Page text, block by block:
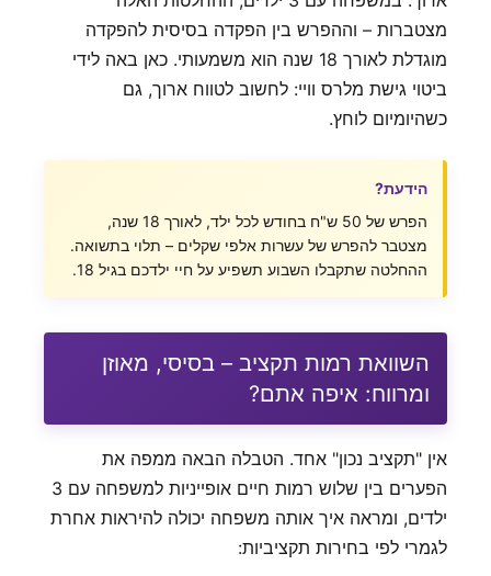
מצטברות – וההפרש בין הפקדה בסיסית להפקדה
מוגדלת לאורך 18 שנה הוא משמעותי. כאן באה לידי
ביטוי גישת מלרס וויי: לחשוב לטווח ארוך, גם
כשהיומיום לוחץ.
הידעת?
הפרש של 50 ש"ח בחודש לכל ילד, לאורך 18 שנה,
מצטבר להפרש של עשרות אלפי שקלים – תלוי בתשואה.
ההחלטה שתקבלו השבוע תשפיע על חיי ילדכם בגיל 18.
השוואת רמות תקציב – בסיסי, מאוזן
ומרווח: איפה אתם?
אין "תקציב נכון" אחד. הטבלה הבאה ממפה את
הפערים בין שלוש רמות חיים אופייניות למשפחה עם 3
ילדים, ומראה איך אותה משפחה יכולה להיראות אחרת
לגמרי לפי בחירות תקציביות: